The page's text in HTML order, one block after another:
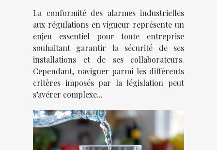
La conformité des alarmes industrielles
aux régulations en vigueur représente un
enjeu essentiel pour toute entreprise
souhaitant garantir la sécurité de ses
installations et de ses collaborateurs.
Cependant, naviguer parmi les différents
critères imposés par la législation peut
s’avérer complexe...